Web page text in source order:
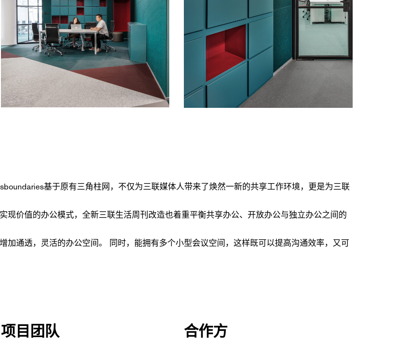
基于原有三角柱网，不仅为三联媒体人带来了焕然一新的共享工作环境，更是为三联
现价值的办公模式，全新三联生活周刊改造也着重平衡共享办公、开放办公与独立办公之间的
加通透，灵活的办公空间。 同时，能拥有多个小型会议空间，这样既可以提高沟通效率，又可
项目团队 合作方